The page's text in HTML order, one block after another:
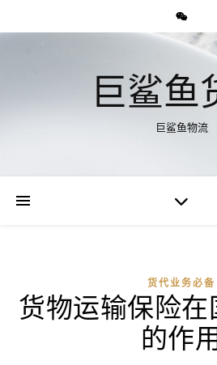
巨鲨鱼
巨鲨鱼物流
货代业务必备
货物运输保险在
的作用